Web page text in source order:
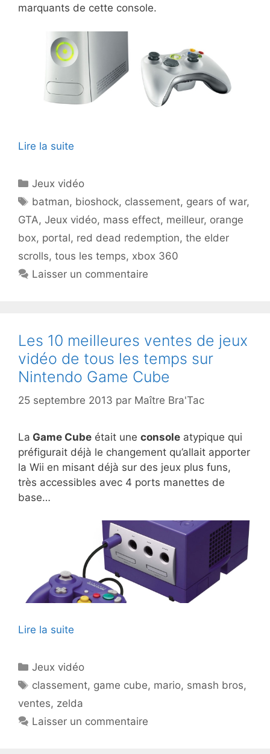
marquants de cette console.
Lire la suite
Catégories
Jeux vidéo
Étiquettes
batman, bioshock, classement, gears of war,
GTA, Jeux vidéo, mass effect, meilleur, orange
box, portal, red dead redemption, the elder
scrolls, tous les temps, xbox 360
Laisser un commentaire
Les 10 meilleures ventes de jeux
vidéo de tous les temps sur
Nintendo Game Cube
25 septembre 2013 par Maître Bra'Tac
La Game Cube était une console atypique qui
préfigurait déjà le changement qu’allait apporter
la Wii en misant déjà sur des jeux plus funs,
très accessibles avec 4 ports manettes de
base…
Lire la suite
Catégories
Jeux vidéo
Étiquettes
classement, game cube, mario, smash bros,
ventes, zelda
Laisser un commentaire